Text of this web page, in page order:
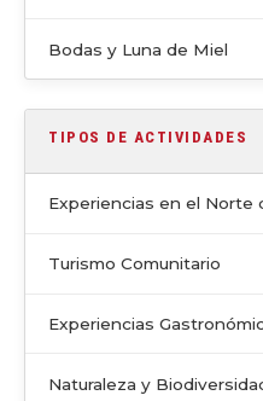
Bodas y Luna de Miel
TIPOS DE ACTIVIDADES
Experiencias en el Norte
Turismo Comunitario
Experiencias
Naturaleza y